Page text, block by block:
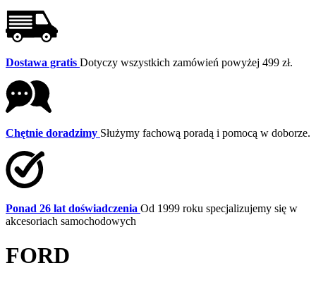
Dostawa gratis Dotyczy wszystkich zamówień powyżej 499 zł.
Chętnie doradzimy Służymy fachową poradą i pomocą w doborze.
Ponad 26 lat doświadczenia Od 1999 roku specjalizujemy się w
akcesoriach samochodowych
FORD